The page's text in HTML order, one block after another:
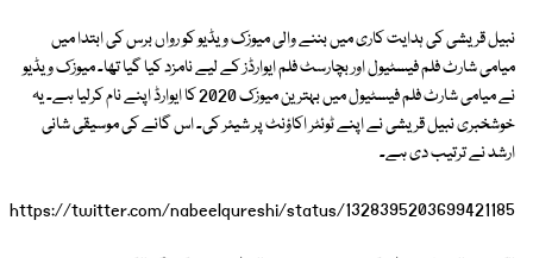
نبیل قریشی کی ہدایت کاری میں بننے والی میوزک ویڈیو کو رواں برس کی ابتدا میں
میامی شارٹ فلم فیسٹیول اور بچارسٹ فلم ایوارڈز کے لیے نامزد کیا گیا تھا۔ میوزک ویڈیو
نے میامی شارٹ فلم فیسٹیول میں بہترین میوزک 2020 کا ایوارڈ اپنے نام کرلیا ہے۔ یہ
خوشخبری نبیل قریشی نے اپنے ٹوئٹر اکاؤنٹ پر شیئر کی۔ اس گانے کی موسیقی شانی
ارشد نے ترتیب دی ہے۔
https://twitter.com/nabeelqureshi/status/1328395203699421185